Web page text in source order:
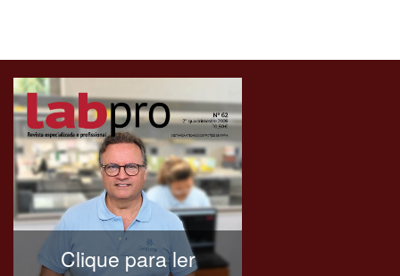
Clique para ler